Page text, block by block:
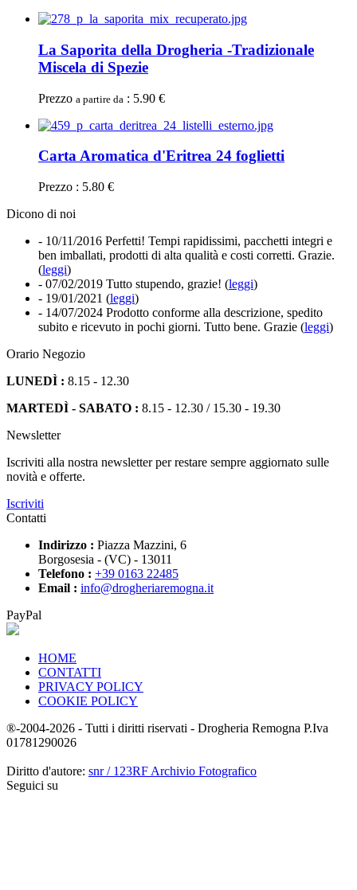
La Saporita della Drogheria -Tradizionale
Miscela di Spezie
Prezzo a partire da : 5.90 €
Carta Aromatica d'Eritrea 24 foglietti
Prezzo : 5.80 €
Dicono di noi
- 10/11/2016 Perfetti! Tempi rapidissimi, pacchetti integri e
ben imballati, prodotti di alta qualità e costi corretti. Grazie.
(leggi)
- 07/02/2019 Tutto stupendo, grazie! (leggi)
- 19/01/2021 (leggi)
- 14/07/2024 Prodotto conforme alla descrizione, spedito
subito e ricevuto in pochi giorni. Tutto bene. Grazie (leggi)
Orario Negozio
LUNEDÌ : 8.15 - 12.30
MARTEDÌ - SABATO : 8.15 - 12.30 / 15.30 - 19.30
Newsletter
Iscriviti alla nostra newsletter per restare sempre aggiornato sulle
novità e offerte.
Iscriviti
Contatti
Indirizzo : Piazza Mazzini, 6
Borgosesia - (VC) - 13011
Telefono : +39 0163 22485
Email : info@drogheriaremogna.it
PayPal
HOME
CONTATTI
PRIVACY POLICY
COOKIE POLICY
®-2004-2026 - Tutti i diritti riservati - Drogheria Remogna P.Iva
01781290026
Diritto d'autore: snr / 123RF Archivio Fotografico
Seguici su